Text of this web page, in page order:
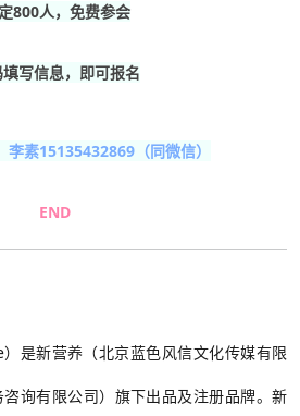
800人，免费参会
写信息，即可报名
李素15135432869（同微信）
END
是新营养（北京蓝色风信文化传媒有限
询有限公司）旗下出品及注册品牌。新